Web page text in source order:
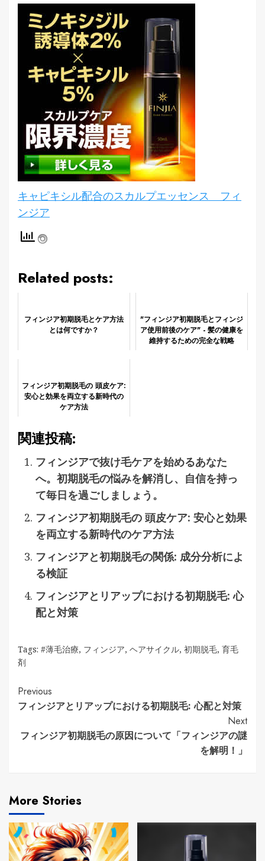
キャピキシル配合のスカルプエッセンス フィ
ンジア
Related posts:
フィンジア初期脱毛とケア方法
とは何ですか？
"フィンジア初期脱毛とフィンジ
ア使用前後のケア" - 髪の健康を
維持するための完全な戦略
フィンジア初期脱毛の 頭皮ケア:
安心と効果を両立する新時代の
ケア方法
関連投稿:
フィンジアで抜け毛ケアを始めるあなた
へ。初期脱毛の悩みを解消し、自信を持っ
て毎日を過ごしましょう。
フィンジア初期脱毛の 頭皮ケア: 安心と効果
を両立する新時代のケア方法
フィンジアと初期脱毛の関係: 成分分析によ
る検証
フィンジアとリアップにおける初期脱毛: 心
配と対策
Tags: #薄毛治療, フィンジア, ヘアサイクル, 初期脱毛, 育毛
剤
Continue
Reading
Previous
フィンジアとリアップにおける初期脱毛: 心配と対策
Next
フィンジア初期脱毛の原因について「フィンジアの謎
を解明！」
More Stories